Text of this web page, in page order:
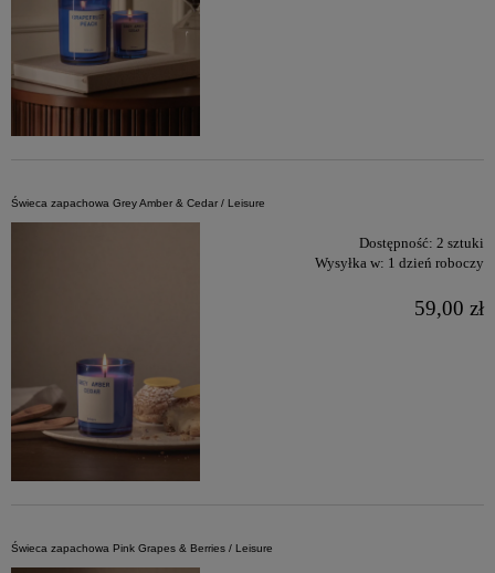
Świeca zapachowa Grey Amber & Cedar / Leisure
Dostępność: 2 sztuki
Wysyłka w: 1 dzień roboczy
59,00 zł
Świeca zapachowa Pink Grapes & Berries / Leisure